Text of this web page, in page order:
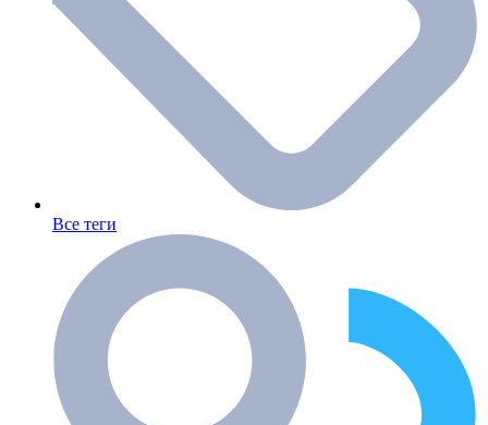
Все теги